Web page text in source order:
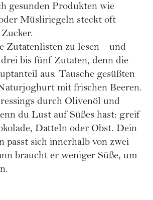
gesunden Produkten wie
Müsliriegeln steckt oft
Zutatenlisten zu lesen – und
bis fünf Zutaten, denn die
aus. Tausche gesüßten
mit frischen Beeren.
durch Olivenöl und
du Lust auf Süßes hast: greif
Datteln oder Obst. Dein
passt sich innerhalb von zwei
braucht er weniger Süße, um